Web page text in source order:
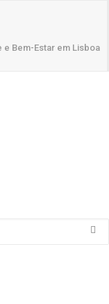
e Bem-Estar em Lisboa